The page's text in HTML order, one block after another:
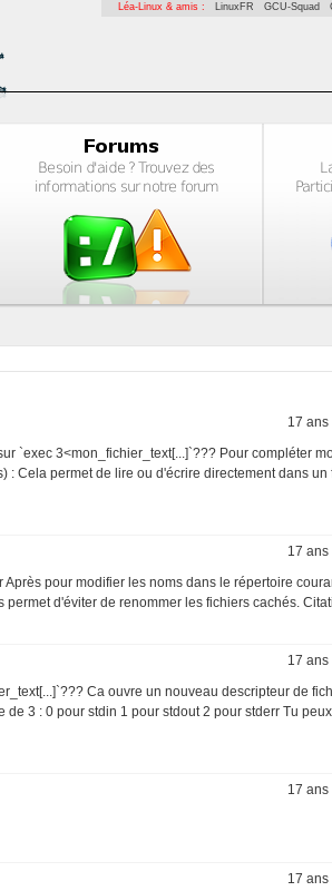
Léa-Linux & amis : LinuxFR GCU-Squad
17 ans
`exec 3<mon_fichier_text[...]`??? Pour compléter
Cela permet de lire ou d'écrire directement dans
17 ans
pour modifier les noms dans le répertoire
d'éviter de renommer les fichiers cachés.
17 ans
Ca ouvre un nouveau descripteur de
3 : 0 pour stdin 1 pour stdout 2 pour stderr Tu
17 ans
17 ans